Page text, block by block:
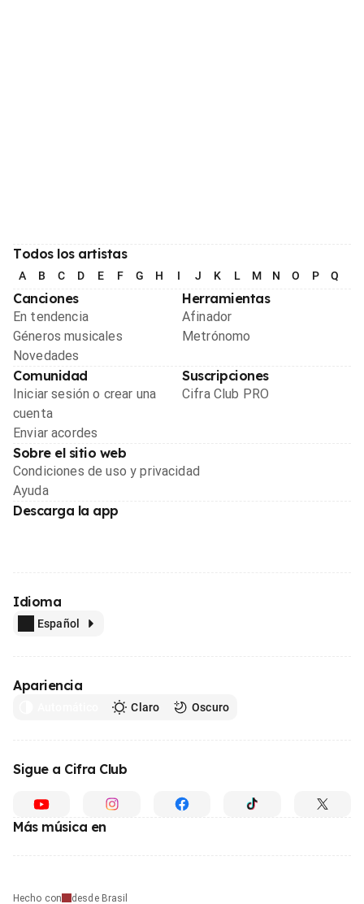
Todos los artistas
A B C D E F G H I J K L M N O P Q
Canciones
En tendencia
Géneros musicales
Novedades
Herramientas
Afinador
Metrónomo
Comunidad
Iniciar sesión o crear una
cuenta
Enviar acordes
Suscripciones
Cifra Club PRO
Sobre el sitio web
Condiciones de uso y privacidad
Ayuda
Descarga la app
Idioma
Español
Apariencia
Claro Oscuro
Sigue a Cifra Club
Más música en
Hecho con desde Brasil